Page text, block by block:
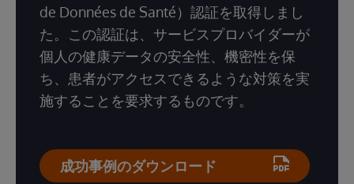
de Données de Santé）認証を取得しまし
た。この認証は、サービスプロバイダーが
個人の健康データの安全性、機密性を保
ち、患者がアクセスできるような対策を実
施することを要求するものです。
成功事例のダウンロード